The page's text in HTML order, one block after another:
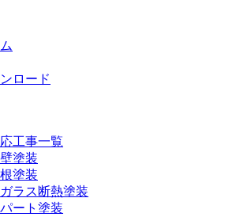
ロード
工事一覧
塗装
塗装
ラス断熱塗装
ート塗装